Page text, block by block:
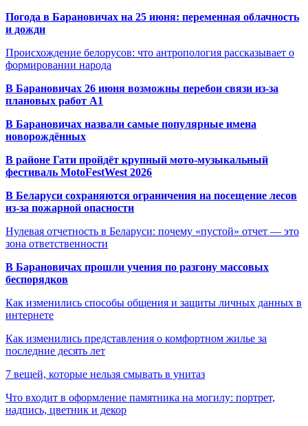
Погода в Барановичах на 25 июня: переменная облачность
и дожди
Происхождение белорусов: что антропология рассказывает о
формировании народа
В Барановичах 26 июня возможны перебои связи из-за
плановых работ A1
В Барановичах назвали самые популярные имена
новорождённых
В районе Гати пройдёт крупный мото-музыкальный
фестиваль MotoFestWest 2026
В Беларуси сохраняются ограничения на посещение лесов
из-за пожарной опасности
Нулевая отчетность в Беларуси: почему «пустой» отчет — это
зона ответственности
В Барановичах прошли учения по разгону массовых
беспорядков
Как изменились способы общения и защиты личных данных в
интернете
Как изменились представления о комфортном жилье за
последние десять лет
7 вещей, которые нельзя смывать в унитаз
Что входит в оформление памятника на могилу: портрет,
надпись, цветник и декор